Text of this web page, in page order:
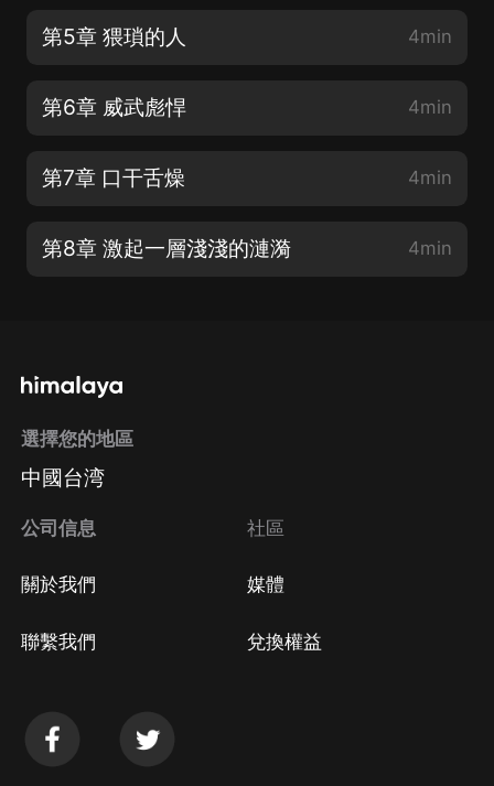
第5章 猥瑣的人 4min
第6章 威武彪悍 4min
第7章 口干舌燥 4min
第8章 激起一層淺淺的漣漪 4min
選擇您的地區
中國台湾
公司信息
關於我們
聯繫我們
社區
媒體
兌換權益